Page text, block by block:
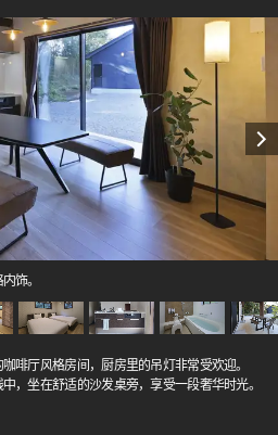
饰。
啡厅风格房间，厨房里的吊灯非常受欢迎。
，坐在舒适的沙发桌旁，享受一段奢华时光。